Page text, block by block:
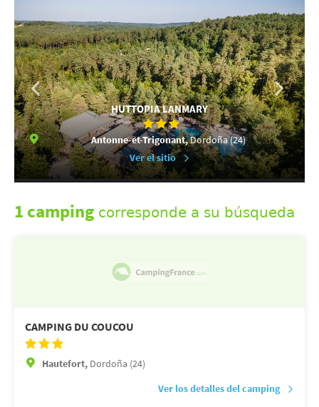
HUTTOPIA LANMARY
Antonne-et-Trigonant,Dordoña (24)
Ver el sitio
1 camping corresponde a su búsqueda
CAMPING DU COUCOU
Hautefort, Dordoña (24)
Ver los detalles del camping